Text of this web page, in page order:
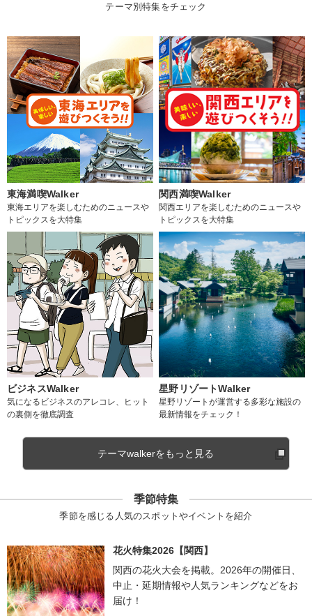
テーマ別特集をチェック
東海満喫Walker
東海エリアを楽しむためのニュースや
トピックスを大特集
関西満喫Walker
関西エリアを楽しむためのニュースや
トピックスを大特集
ビジネスWalker
気になるビジネスのアレコレ、ヒット
の裏側を徹底調査
星野リゾートWalker
星野リゾートが運営する多彩な施設の
最新情報をチェック！
テーマwalkerをもっと見る
季節特集
季節を感じる人気のスポットやイベントを紹介
花火特集2026【関西】
関西の花火大会を掲載。2026年の開催日、
中止・延期情報や人気ランキングなどをお
届け！